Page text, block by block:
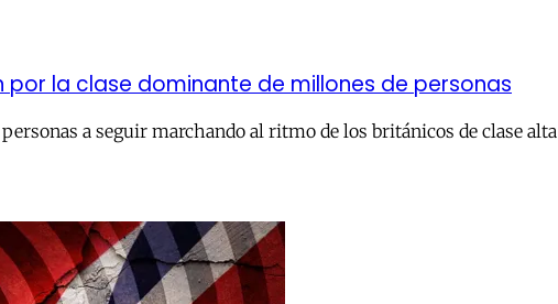
la clase dominante de millones de personas
a seguir marchando al ritmo de los británicos de clase alta